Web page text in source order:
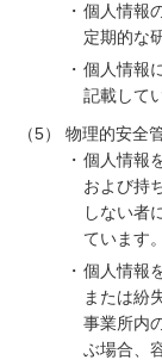
個人情報
定期的な
個人情報
記載して
（5）
物理的安全
個人情報
および持
しない者
ています。
個人情報
または紛
事業所内
ぶ場合、